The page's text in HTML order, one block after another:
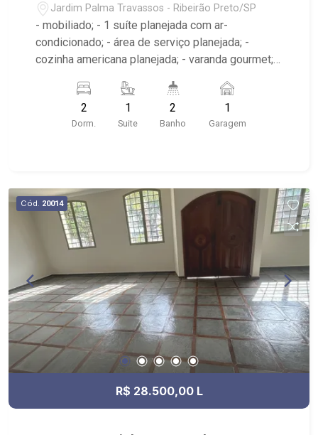
Jardim Palma Travassos - Ribeirão Preto/SP
- mobiliado; - 1 suíte planejada com ar-
condicionado; - área de serviço planejada; -
cozinha americana planejada; - varanda gourmet; -
box e espelho; - próximo ao Padaria Villa Sucreê,
Thikô Sushi, Academia Triatlon
2
Dorm.
1
Suite
2
Banho
1
Garagem
Cód. 20014
R$ 28.500,00 L